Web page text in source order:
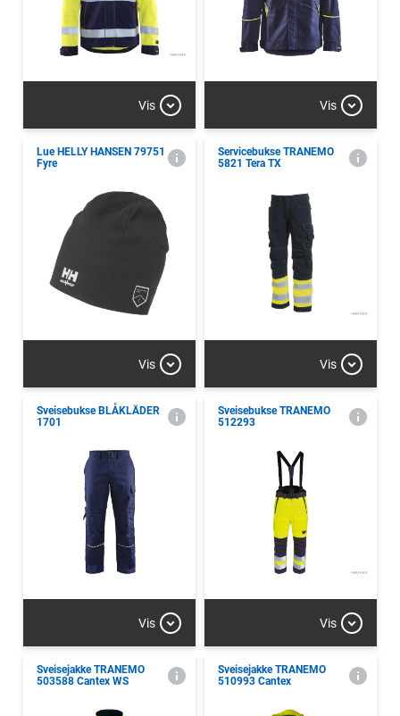
Vis Vis
Lue HELLY HANSEN 79751
Fyre
Vis
Servicebukse TRANEMO
5821 Tera TX
Vis
Sveisebukse BLÅKLÄDER
1701
Vis
Sveisebukse TRANEMO
512293
Vis
Sveisejakke TRANEMO
503588 Cantex WS
Sveisejakke TRANEMO
510993 Cantex